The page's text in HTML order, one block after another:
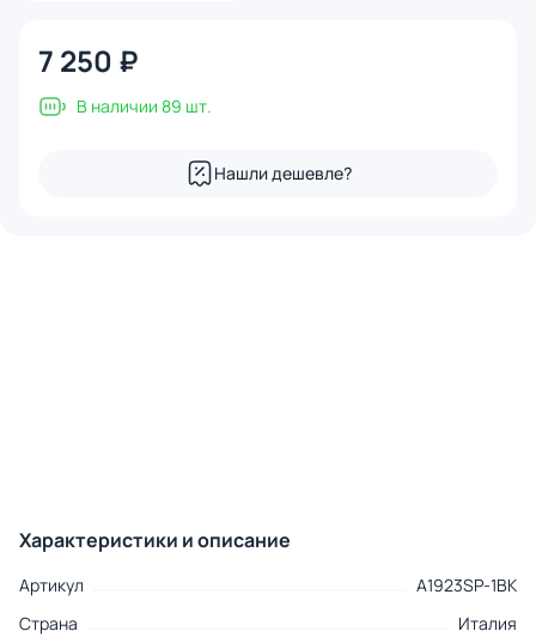
7 250 ₽
В наличии 89 шт.
Нашли дешевле?
Характеристики и описание
Артикул
A1923SP-1BK
Страна
Италия